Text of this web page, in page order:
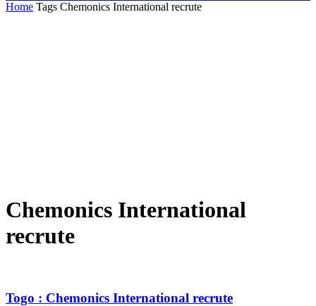
Home Tags Chemonics International recrute
Chemonics International
recrute
Togo : Chemonics International recrute